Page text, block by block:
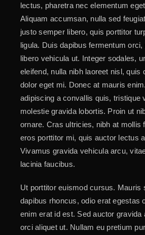
lectus, pharetra nec elementum
Aliquam accumsan, nulla sed
justo semper libero, quis porttitor
ligula. Duis dapibus fermentum
libero vehicula ut. Integer sodales,
eleifend, nulla nibh laoreet nisl, quis
dolor eget mi. Donec at mauris
adipiscing a convallis quis, tristique
molestie gravida lobortis. Proin ut
ornare. Cras ultricies, nibh at mollis
eros porttitor mi, quis auctor lectus
Vivamus gravida vehicula arcu,
lacinia faucibus.
Ut porttitor euismod cursus. Mauris
dapibus rhoncus, odio erat egestas
enim erat id est. Sed auctor gravida
orci aliquet ut. Nullam eu pretium